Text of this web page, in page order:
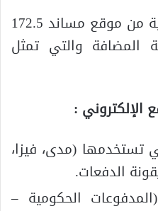
أ) تكلفة الخدمة الإلكترونية من موقع مساند 172.5
المضافة والتي تمثل
الإلكتروني :
تستخدمها (مدى، فيزا،
الدفعات.
الحكومية –